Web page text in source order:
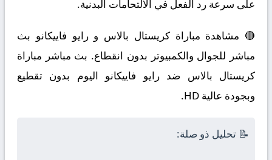
على سرعة رد الفعل في الالتحامات البدنية.
🔴 مشاهدة مباراة كريستال بالاس و رايو فاييكانو بث
مباشر للجوال والكمبيوتر بدون انقطاع. بث مباشر مباراة
كريستال بالاس ضد رايو فاييكانو اليوم بدون تقطيع
وبجودة عالية HD.
📝 تحليل ذو صلة: